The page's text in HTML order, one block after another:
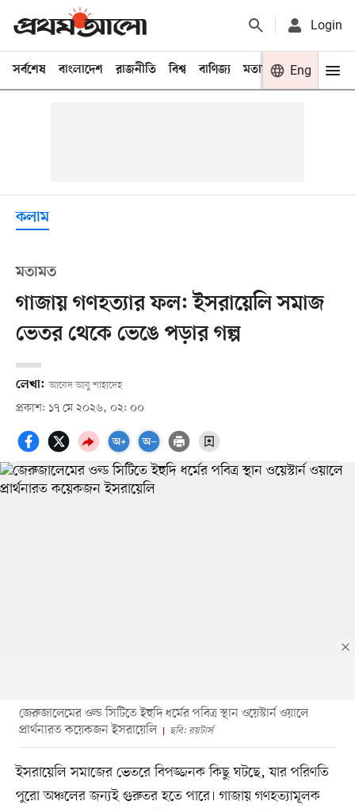
Login
সর্বশেষ বাংলাদেশ রাজনীতি বিশ্ব বাণিজ্য মতামত খেলা
Eng
কলাম
মতামত
গাজায় গণহত্যার ফল: ইসরায়েলি সমাজ
ভেতর থেকে ভেঙে পড়ার গল্প
লেখা: আবেদ আবু শাহাদেহ
প্রকাশ: ১৭ মে ২০২৬, ০২: ০০
জেরুজালেমের ওল্ড সিটিতে ইহুদি ধর্মের পবিত্র স্থান ওয়েস্টার্ন ওয়ালে
প্রার্থনারত কয়েকজন ইসরায়েলি
ছবি: রয়টার্স
ইসরায়েলি সমাজের ভেতরে বিপজ্জনক কিছু ঘটছে, যার পরিণতি
পুরো অঞ্চলের জন্যই গুরুতর হতে পারে। গাজায় গণহত্যামূলক